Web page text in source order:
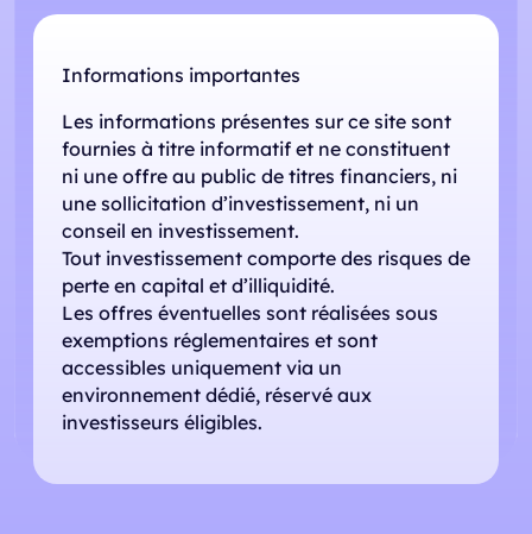
Informations importantes
Les informations présentes sur ce site sont
fournies à titre informatif et ne constituent
ni une offre au public de titres financiers, ni
une sollicitation d’investissement, ni un
conseil en investissement.
Tout investissement comporte des risques de
perte en capital et d’illiquidité.
Les offres éventuelles sont réalisées sous
exemptions réglementaires et sont
accessibles uniquement via un
environnement dédié, réservé aux
investisseurs éligibles.